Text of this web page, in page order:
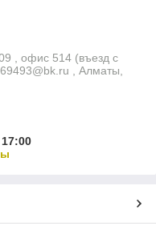
, офис 514 (въезд с
, Алматы,